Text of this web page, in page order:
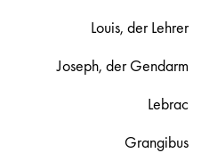
Louis, der Lehrer
Joseph, der Gendarm
Lebrac
Grangibus